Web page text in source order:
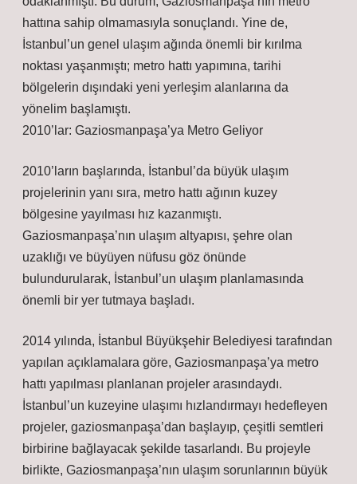
hattına sahip olmamasıyla sonuçlandı. Yine de,
İstanbul’un genel ulaşım ağında önemli bir kırılma
noktası yaşanmıştı; metro hattı yapımına, tarihi
bölgelerin dışındaki yeni yerleşim alanlarına da
yönelim başlamıştı.
2010’lar: Gaziosmanpaşa’ya Metro Geliyor
2010’ların başlarında, İstanbul’da büyük ulaşım
projelerinin yanı sıra, metro hattı ağının kuzey
bölgesine yayılması hız kazanmıştı.
Gaziosmanpaşa’nın ulaşım altyapısı, şehre olan
uzaklığı ve büyüyen nüfusu göz önünde
bulundurularak, İstanbul’un ulaşım planlamasında
önemli bir yer tutmaya başladı.
2014 yılında, İstanbul Büyükşehir Belediyesi tarafından
yapılan açıklamalara göre, Gaziosmanpaşa’ya metro
hattı yapılması planlanan projeler arasındaydı.
İstanbul’un kuzeyine ulaşımı hızlandırmayı hedefleyen
projeler, gaziosmanpaşa’dan başlayıp, çeşitli semtleri
birbirine bağlayacak şekilde tasarlandı. Bu projeyle
birlikte, Gaziosmanpaşa’nın ulaşım sorunlarının büyük